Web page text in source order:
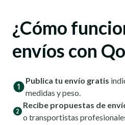
¿Cómo
envíos con
Publica tu envío gratis
medidas y peso.
Recibe propuestas de
o transportistas